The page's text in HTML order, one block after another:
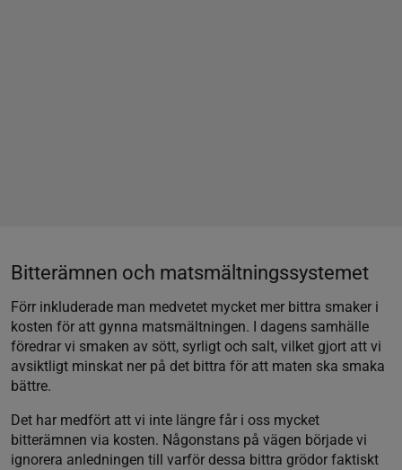
Bitterämnen och matsmältningssystemet
Förr inkluderade man medvetet mycket mer bittra smaker i
kosten för att gynna matsmältningen. I dagens samhälle
föredrar vi smaken av sött, syrligt och salt, vilket gjort att vi
avsiktligt minskat ner på det bittra för att maten ska smaka
bättre.
Det har medfört att vi inte längre får i oss mycket
bitterämnen via kosten. Någonstans på vägen började vi
ignorera anledningen till varför dessa bittra grödor faktiskt